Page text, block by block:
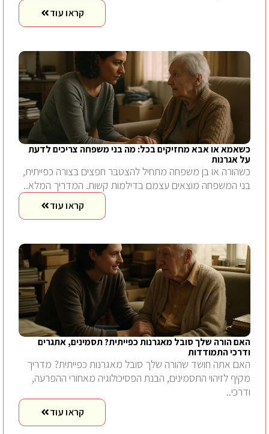
קראו עוד
כשאמא או אבא מחזיקים בכל: מה בני משפחה צריכים לדעת
על אגרנות
כשהורה או בן משפחה מתחיל להצטבר חפצים בצורה כפייתית,
בני המשפחה מוצאים עצמם בדילמות קשות. המדריך המלא..
קראו עוד
האם הורה שלך סובל מאגרנות כפייתית? תסמינים, אתגרים
ודרכי התמודדות
האם אתה חושד שהורה שלך סובל מאגרנות כפייתית? מדריך
מקיף לזיהוי התסמינים, הבנת הפסיכולוגיה מאחורי ההפרעה,
ודרכי..
קראו עוד